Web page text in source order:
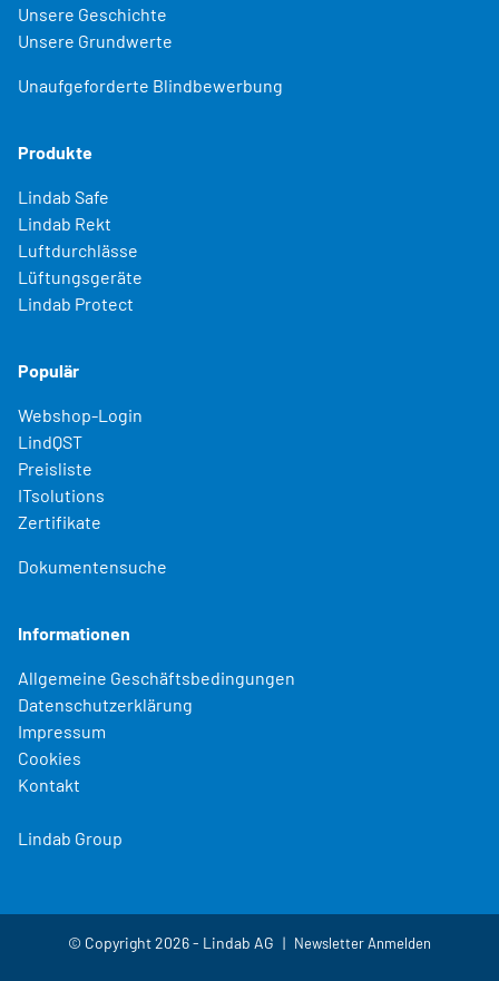
Unsere Geschichte
Unsere Grundwerte
Unaufgeforderte Blindbewerbung
Produkte
Lindab Safe
Lindab Rekt
Luftdurchlässe
Lüftungsgeräte
Lindab Protect
Populär
Webshop-Login
LindQST
Preisliste
ITsolutions
Zertifikate
Dokumentensuche
Informationen
Allgemeine Geschäftsbedingungen
Datenschutzerklärung
Impressum
Cookies
Kontakt
Lindab Group
© Copyright 2026 - Lindab AG Newsletter Anmelden